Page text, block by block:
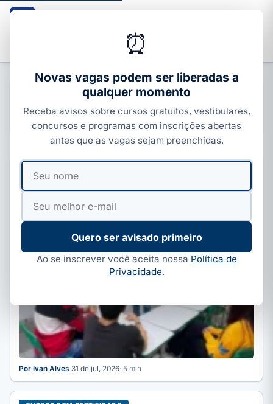
Cursos de Libras
7 publicações
UFJF abre curso gratuito de Libras: 300 vagas para
professores
UFJF abre curso de extensão gratuito de Libras (EaD, 90h)
Por Ivan Alves·31 de jul, 2026· 5 min
⏰
Novas vagas podem ser liberadas a
qualquer momento
Receba avisos sobre cursos gratuitos, vestibulares,
concursos e programas com inscrições abertas
antes que as vagas sejam preenchidas.
Seu
nome
Seu
mail
Quero ser avisado primeiro
Ao se inscrever você aceita nossa Política de
Privacidade.